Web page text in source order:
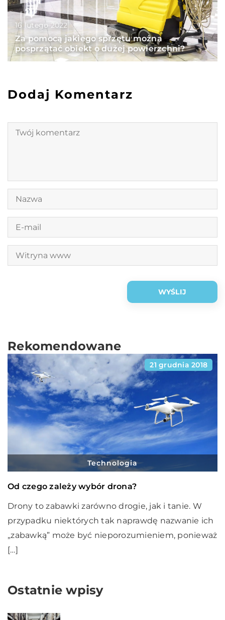
16 lutego 2022
Za pomocą jakiego sprzętu można
posprzątać obiekt o dużej powierzchni?
Dodaj Komentarz
Rekomendowane
21 grudnia 2018
Technologia
Od czego zależy wybór drona?
Drony to zabawki zarówno drogie, jak i tanie. W
przypadku niektórych tak naprawdę nazwanie ich
„zabawką” może być nieporozumieniem, ponieważ
[…]
Ostatnie wpisy